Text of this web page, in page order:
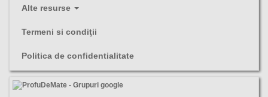
Alte resurse
Termeni si condiţii
Politica de confidentialitate